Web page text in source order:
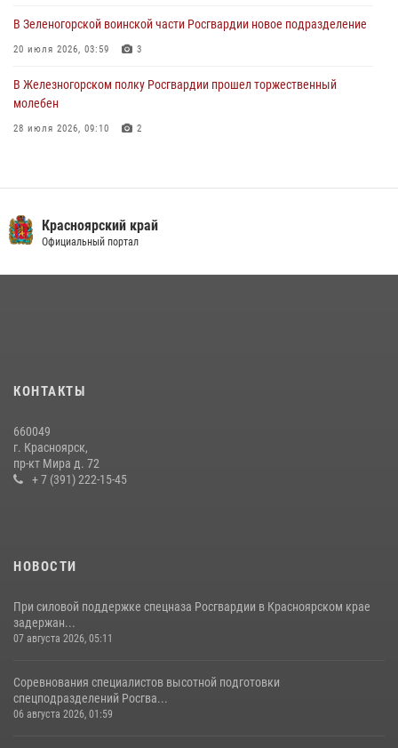
В Зеленогорской воинской части Росгвардии новое подразделение
20 июля 2026, 03:59 3
В Железногорском полку Росгвардии прошел торжественный
молебен
28 июля 2026, 09:10 2
Железногорские росгвардецы получили в руки легендарное оружие
Красноярскому краю.
10 июля 2026, 06:21
Красноярский край
Официальный портал
КОНТАКТЫ
660049
г. Красноярск,
пр-кт Мира д. 72
+ 7 (391) 222-15-45
НОВОСТИ
При силовой поддержке спецназа Росгвардии в Красноярском крае
задержан...
07 августа 2026, 05:11
Соревнования специалистов высотной подготовки
спецподразделений Росгва...
06 августа 2026, 01:59